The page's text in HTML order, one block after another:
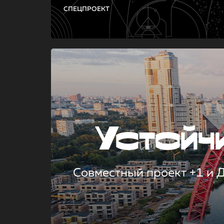
СПЕЦПРОЕКТ
Совместный проект +1 и